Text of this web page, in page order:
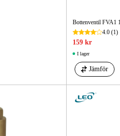
Bottenventil FVA1
4.0(1)
159 kr
I lager
Jämför